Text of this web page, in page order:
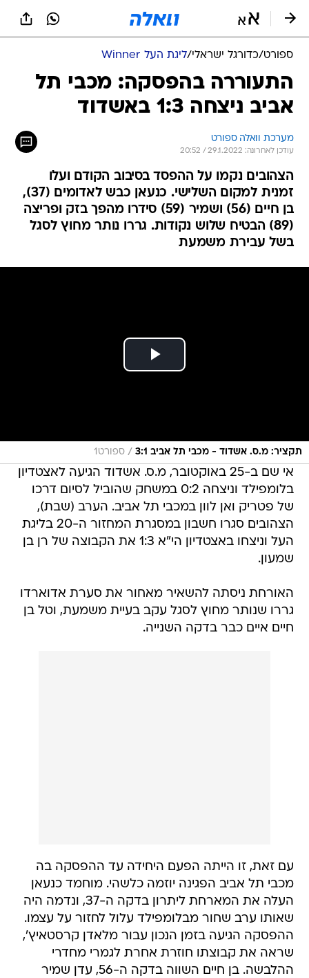
ספורט/כדורגל ישראלי/ליגת העל Winner
התעוררה בהפסקה: מכבי תל
אביב ניצחה 1:3 באשדוד
מערכת וואלה ספורט
עודכן לאחרונה: 29.1.2022 / 20:52
הצהובים נקמו על ההפסד בסיבוב הקודם ועלו
זמנית למקום השלישי. כנעאן כבש לאדומים (37),
בן חיים (56) ושמיר (59) סידרו מהפך בזק ופריצה
(89) הבטיח שלוש נקודות. גררו נותר מחוץ לסגל
בשל עבירת משמעת
תקציר: מ.ס. אשדוד - מכבי תל אביב 3:1 / ספורט1
אי שם ב-25 באוקטובר, מ.ס. אשדוד הגיעה לאצטדיון
בלומפילד וניצחה 0:2 במשחק שהוביל לסיום דרכו
של פטריק ואן לוון במכבי תל אביב. הערב (שבת),
הצהובים סגרו חשבון במסגרת המחזור ה-20 בליגת
העל וניצחו באצטדיון הי"א 1:3 את הקבוצה של רן בן
שמעון.
האורחת ניסתה להשאיר מאחור את סערת אדוארדו
גררו שנותר מחוץ לסגל עקב בעיית משמעת, וטל בן
חיים איים כבר בדקה השנייה.
עם זאת, זו הייתה הפעם היחידה עד ההפסקה בה
מכבי תל אביב הפגינה יוזמה כלשהי. מוחמד כנעאן
העלה את המארחת ליתרון בדקה ה-37, ונדמה היה
שאותו ערב שחור מבלומפילד עלול לחזור על עצמו.
ההפסקה הגיעה בזמן הנכון עבור מלאדן קרסטאיץ',
שראה את קבוצתו חוזרת אחרת לגמרי מחדרי
ההלבשה. בן חיים השווה בדקה ה-56, עדן שמיר